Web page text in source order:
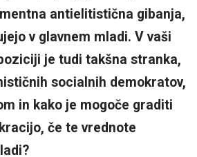
antielitistična gibanja,
v glavnem mladi. V vaši
je tudi takšna stranka,
socialnih demokratov,
in kako je mogoče graditi
če te vrednote